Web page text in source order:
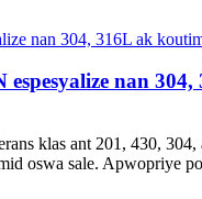
nan
klas ant 201, 430,
oswa sale. Apwopriye